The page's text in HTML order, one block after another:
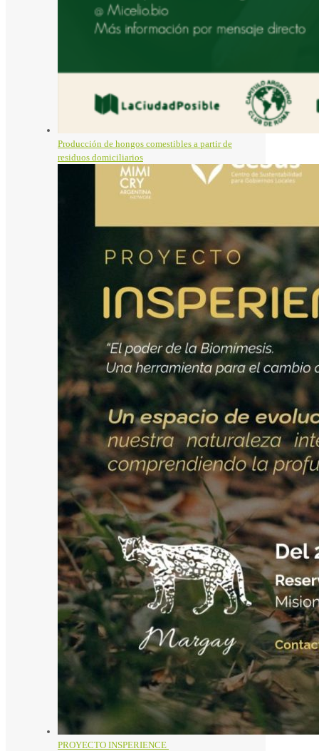
Producción de hongos comestibles a partir de
residuos domiciliarios
PROYECTO INSPERIENCE